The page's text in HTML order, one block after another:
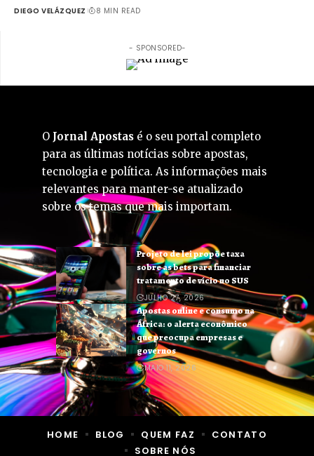
DIEGO VELÁZQUEZ 8 MIN READ
- SPONSORED-
O Jornal Apostas é o seu portal completo
para as últimas notícias sobre apostas,
tecnologia e política. As informações mais
relevantes para manter-se atualizado
sobre os temas que mais importam.
Projeto de lei propõe taxa
sobre as bets para financiar
tratamento de vício no SUS
JULHO 27, 2026
Apostas online e consumo na
África: o alerta econômico
que preocupa empresas e
governos
MAIO 11, 2026
HOME BLOG QUEM FAZ
CONTATO
SOBRE NÓS